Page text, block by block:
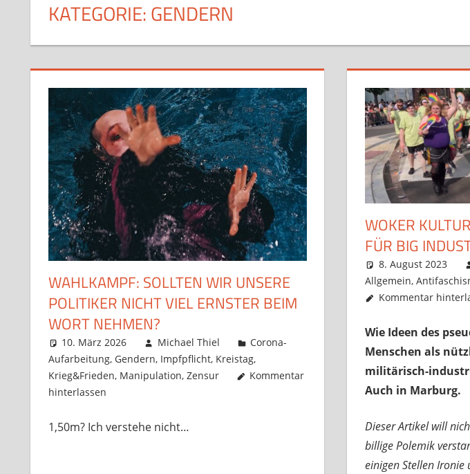
KATEGORIE:GENDERN
WAHLKAMPF: SOLLTEN WIR UNSERE
POLITIKER NICHT VIEL ERNSTER BEIM
WORT NEHMEN?
10. März 2026 Michael Thiel
Corona-
Aufarbeitung, Gendern, Impfpflicht, Kreistag,
Krieg&Frieden, Manipulation, Zensur
Kommentar
hinterlassen
1,50m? Ich verstehe nicht…
WOKER
FÜR BIG
8. August 2023
Allgemein,
Kommentar
Wie Ideen des
Menschen als
militärisch-
Auch in Marburg.
Dieser Artikel will
billige Polemik
einigen Stellen Ironie